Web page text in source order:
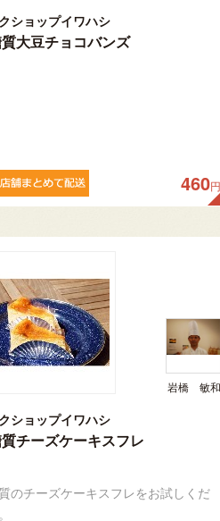
ショップイワハシ
大豆チョコバンズ
460円
岩橋 敏和
ショップイワハシ
チーズケーキスフレ
のチーズケーキスフレをお試しくだ